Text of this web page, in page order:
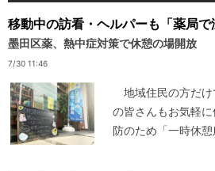
移動中の訪看・ヘルパーも「薬局で
墨田区薬、熱中症対策で休憩の場開放
7/30 11:46
地域住民の方だけ
の皆さんもお気軽
防のため「一時休